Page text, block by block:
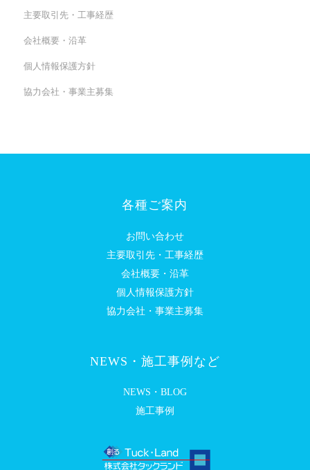
主要取引先・工事経歴
会社概要・沿革
個人情報保護方針
協力会社・事業主募集
各種ご案内
お問い合わせ
主要取引先・工事経歴
会社概要・沿革
個人情報保護方針
協力会社・事業主募集
NEWS・施工事例など
NEWS・BLOG
施工事例